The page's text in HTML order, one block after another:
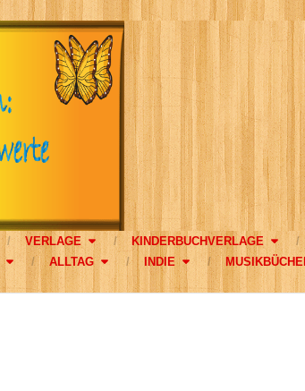
VERLAGE KINDERBUCHVERLAGE
ALLTAG INDIE